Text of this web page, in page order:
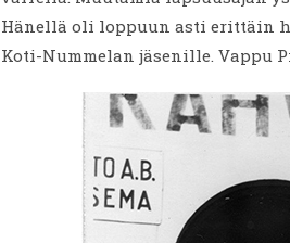
Hänellä oli loppuun asti erittäin
Koti-Nummelan jäsenille. Vappu